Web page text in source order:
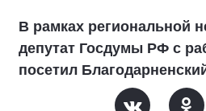
В рамках региональной
депутат Госдумы РФ с
посетил